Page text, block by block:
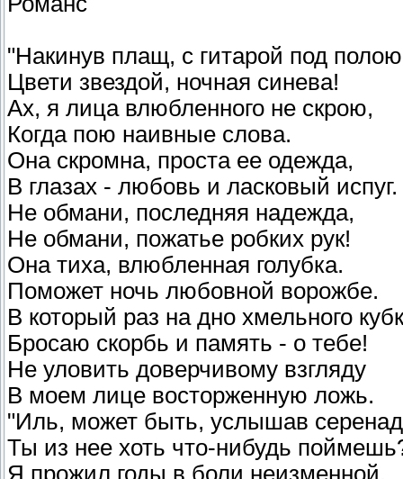
"Накинув плащ, с гитарой под
Цвети звездой, ночная синева!
Ах, я лица влюбленного не скрою,
Когда пою наивные слова.
Она скромна, проста ее одежда,
В глазах - любовь и ласковый испуг.
Не обмани, последняя надежда,
Не обмани, пожатье робких рук!
Она тиха, влюбленная голубка.
Поможет ночь любовной ворожбе.
В который раз на дно хмельного
Бросаю скорбь и память - о тебе!
Не уловить доверчивому взгляду
В моем лице восторженную ложь.
"Иль, может быть, услышав
Ты из нее хоть что-нибудь
Я прожил годы в боли неизменной,